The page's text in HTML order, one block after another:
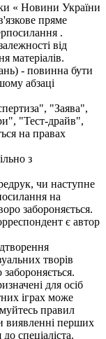
« Новини України
пряме
.
від
матеріалів.
- повинна бути
абзаці
"Заява",
"Тест-драйв",
на правах
з
чи наступне
на
забороняється.
є автор
творів
для осіб
іграх може
правил
виявленні перших
спеціаліста.